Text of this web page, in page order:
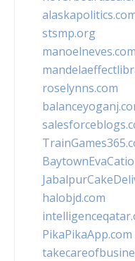
stsmp.org
manoelneves.com
roselynns.com
halobjd.com
PikaPikaApp.com